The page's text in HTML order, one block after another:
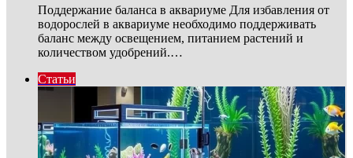
Поддержание баланса в аквариуме Для избавления от
водорослей в аквариуме необходимо поддерживать
баланс между освещением, питанием растений и
количеством удобрений.…
Статьи